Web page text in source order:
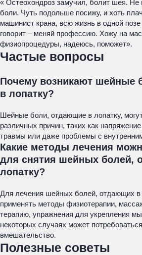
« Остеохондроз замучил, болит шея. Не
боли. Чуть подольше посижу, и хоть
машинист крана, всю жизнь в одной
говорит – меняй профессию. Хожу на
физиопроцедуры, надеюсь, поможет».
Частые вопросы
Почему возникают шейные
в лопатку?
Шейные боли, отдающие в лопатку,
различных причин, таких как
травмы или даже проблемы с
Какие методы лечения
для снятия шейных болей,
лопатку?
Для лечения шейных болей, отдающих в
применять методы физиотерапии,
терапию, упражнения для укрепления
некоторых случаях может
вмешательство.
Полезные советы